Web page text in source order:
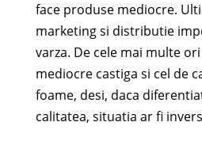
face produse mediocre.
marketing si distributie
varza. De cele mai multe
mediocre castiga si cel de
foame, desi, daca
calitatea, situatia ar fi